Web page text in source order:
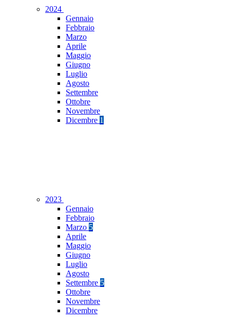
2024
Gennaio
Febbraio
Marzo
Aprile
Maggio
Giugno
Luglio
Agosto
Settembre
Ottobre
Novembre
Dicembre 1
2023
Gennaio
Febbraio
Marzo 5
Aprile
Maggio
Giugno
Luglio
Agosto
Settembre 5
Ottobre
Novembre
Dicembre